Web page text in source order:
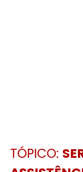
TÓPICO: